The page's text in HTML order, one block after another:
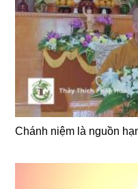
Chánh niệm là nguồn